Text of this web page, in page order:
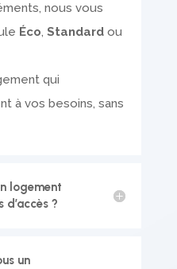
nous vous
Éco, Standardou
qui
à vos besoins, sans
logement
?
un